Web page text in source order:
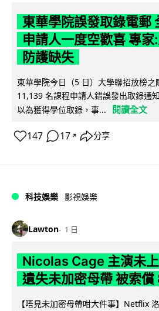
東華學院誤發取錄電郵
申請人一度空歡喜 專
防護缺失
東華學院今日（5 日）大學聯招放榜
11,139 名課程申請人錯誤發出取錄通
以為獲得學位取錄，事...
閱讀全文
147 17 ↗ 分享
科技娛樂 影視娛樂
Lawton 1 日
Nicolas Cage 主演未
遺失未加密母帶 被索償
【唔見未加密母帶咁大件事】Netflix